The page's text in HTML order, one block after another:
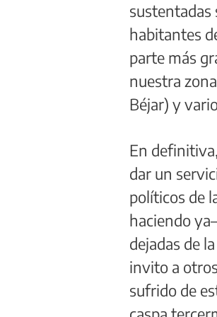
sustentadas
habitantes
parte más
nuestra
Béjar) y
En
dar un
políticos de
haciendo
dejadas de
invito a
sufrido de